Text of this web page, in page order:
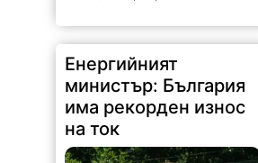
министър: България
има рекорден износ
на ток